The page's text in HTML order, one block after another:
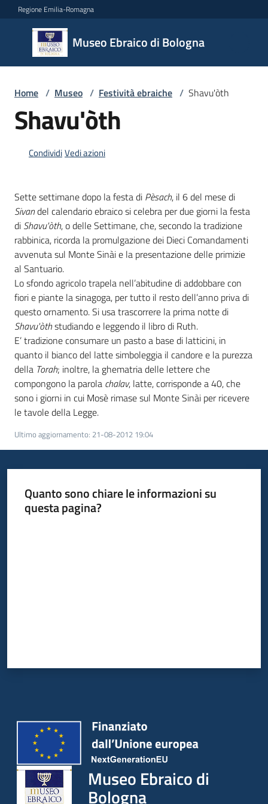
Vai al contenuto
Vai alla navigazione
Vai al footer
Regione Emilia-Romagna
Museo Ebraico di Bologna
Museo
Ebraico
di
Bologna
museo
Biglietteria
e
orari
Didattica
Bookshop
Biblioteca
Siti
d'interesse
su
Home / Museo / Festività ebraiche / Shavu'òth
Shavu'òth
CondividiVedi azioni
Sette settimane dopo la festa di Pèsach, il 6 del mese di
Sivandel calendario ebraico si celebra per due giorni la festa
di Shavu'òth, o delle Settimane, che, secondo la tradizione
rabbinica, ricorda la promulgazione dei Dieci Comandamenti
avvenuta sul Monte Sinài e la presentazione delle primizie
al Santuario.
Lo sfondo agricolo trapela nell’abitudine di addobbare con
fiori e piante la sinagoga, per tutto il resto dell’anno priva di
questo ornamento. Si usa trascorrere la prima notte di
Shavu'òthstudiando e leggendo il libro di Ruth.
E’ tradizione consumare un pasto a base di latticini, in
quanto il bianco del latte simboleggia il candore e la purezza
della Torah; inoltre, la ghematria delle lettere che
compongono la parola chalav, latte, corrisponde a 40, che
sono i giorni in cui Mosè rimase sul Monte Sinài per ricevere
le tavole della Legge.
Ultimo aggiornamento: 21-08-2012 19:04
Quanto sono chiare le informazioni su
questa pagina?
Museo Ebraico di
Bologna